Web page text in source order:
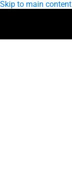
Skip to main content